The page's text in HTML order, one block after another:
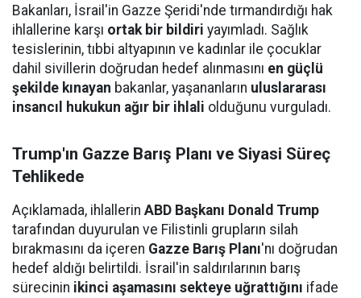
Bakanları, İsrail'in Gazze Şeridi'nde tırmandırdığı hak
ihlallerine karşı ortak bir bildiri yayımladı. Sağlık
tesislerinin, tıbbi altyapının ve kadınlar ile çocuklar
dahil sivillerin doğrudan hedef alınmasını en güçlü
şekilde kınayan bakanlar, yaşananların uluslararası
insancıl hukukun ağır bir ihlali olduğunu vurguladı.
Trump'ın Gazze Barış Planı ve Siyasi Süreç
Tehlikede
Açıklamada, ihlallerin ABD Başkanı Donald Trump
tarafından duyurulan ve Filistinli grupların silah
bırakmasını da içeren Gazze Barış Planı'nı doğrudan
hedef aldığı belirtildi. İsrail'in saldırılarının barış
sürecinin ikinci aşamasını sekteye uğrattığını ifade